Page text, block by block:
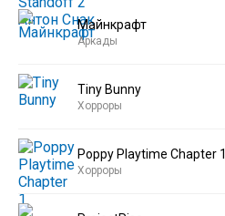
Майнкрафт
Аркады
Tiny Bunny
Хорроры
Poppy Playtime Chapter 1
Хорроры